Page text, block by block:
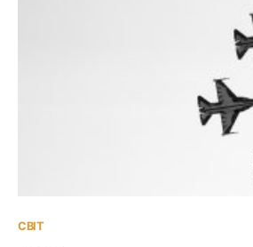
СВІТ